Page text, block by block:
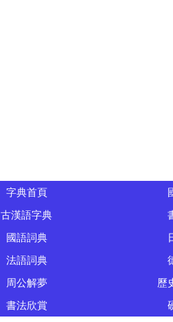
字典首頁
古漢語字典
國語詞典
法語詞典
周公解夢
歷
書法欣賞